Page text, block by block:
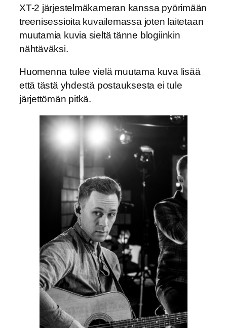
XT-2 järjestelmäkameran kanssa pyörimään
treenisessioita kuvailemassa joten laitetaan
muutamia kuvia sieltä tänne blogiinkin
nähtäväksi.
Huomenna tulee vielä muutama kuva lisää
että tästä yhdestä postauksesta ei tule
järjettömän pitkä.